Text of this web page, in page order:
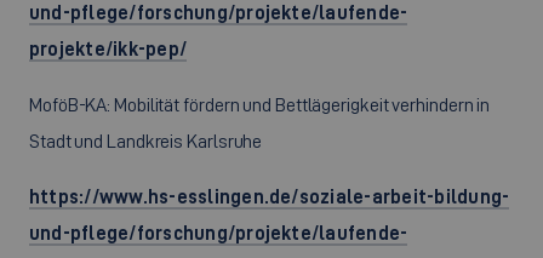
und-pflege/forschung/projekte/laufende-
projekte/ikk-pep/
MoföB-KA: Mobilität fördern und Bettlägerigkeit verhindern in
Stadt und Landkreis Karlsruhe
https://www.hs-esslingen.de/soziale-arbeit-bildung-
und-pflege/forschung/projekte/laufende-